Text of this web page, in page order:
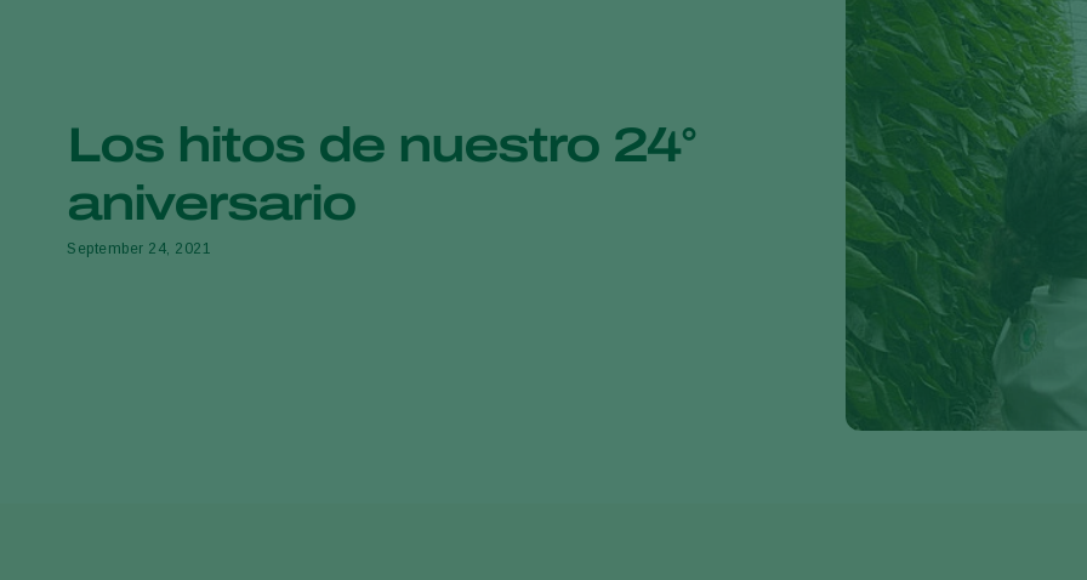
Desinfección, Limpieza, &
Agentes sombreadores
Los hitos de nuestro 24°
aniversario
September 24, 2021